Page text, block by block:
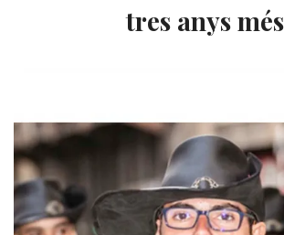
tres anys més